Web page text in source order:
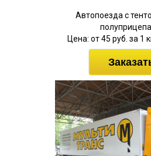
Автопоезда с
Цена: от 45 руб. за